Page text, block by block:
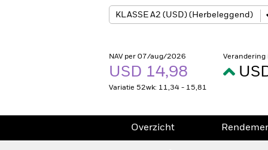
NAV per 07/aug/2026
USD 14,98
Variatie 52wk: 11,34 - 15,81
Verandering
Overzicht